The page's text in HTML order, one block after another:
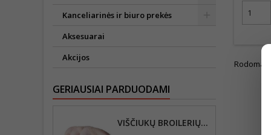
Kanceliarinės ir biuro prekės
Aksesuarai
Akcijos
GERIAUSIAI PARDUODAMI
VIŠČIUKŲ BROILERIŲ KETVIRČIAI
Rodoma